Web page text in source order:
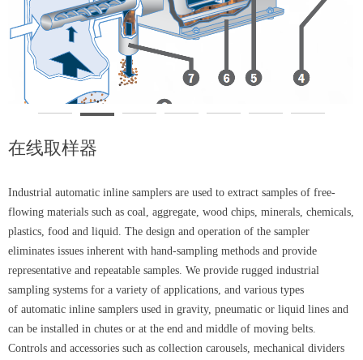
在线取样器
Industrial automatic inline samplers are used to extract samples of free-
flowing materials such as coal, aggregate, wood chips, minerals, chemicals,
plastics, food and liquid. The design and operation of the sampler
eliminates issues inherent with hand-sampling methods and provide
representative and repeatable samples. We provide rugged industrial
sampling systems for a variety of applications, and various types
of automatic inline samplers used in gravity, pneumatic or liquid lines and
can be installed in chutes or at the end and middle of moving belts.
Controls and accessories such as collection carousels, mechanical dividers